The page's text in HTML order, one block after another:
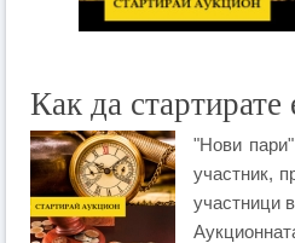
Как да
"Нови
участник,
участници